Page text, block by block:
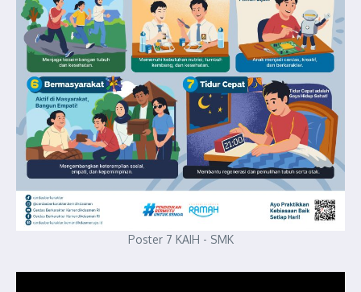
Poster 7 KAIH - SMK